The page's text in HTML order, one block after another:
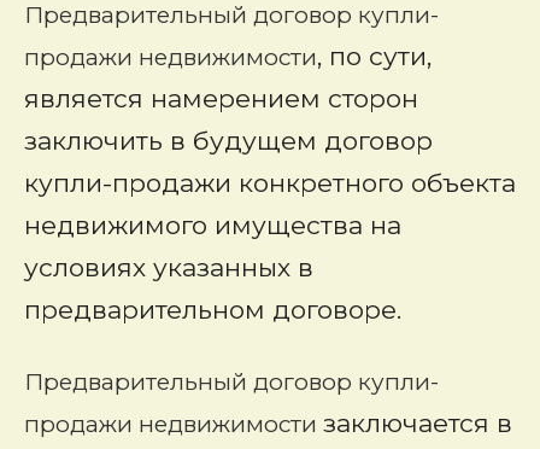
Предварительный договор купли-
продажи недвижимости, по сути,
является намерением сторон
заключить в будущем договор
купли-продажи конкретного объекта
недвижимого имущества на
условиях указанных в
предварительном договоре.
Предварительный договор купли-
продажи недвижимости заключается в